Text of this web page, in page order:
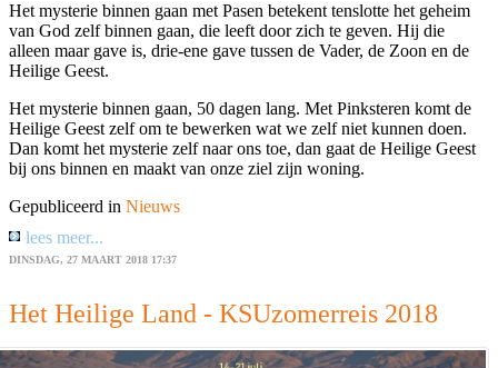
Het mysterie binnen gaan met Pasen betekent tenslotte het geheim
van God zelf binnen gaan, die leeft door zich te geven. Hij die
alleen maar gave is, drie-ene gave tussen de Vader, de Zoon en de
Heilige Geest.
Het mysterie binnen gaan, 50 dagen lang. Met Pinksteren komt de
Heilige Geest zelf om te bewerken wat we zelf niet kunnen doen.
Dan komt het mysterie zelf naar ons toe, dan gaat de Heilige Geest
bij ons binnen en maakt van onze ziel zijn woning.
Gepubliceerd in Nieuws
lees meer...
DINSDAG, 27 MAART 2018 17:37
Het Heilige Land - KSUzomerreis 2018